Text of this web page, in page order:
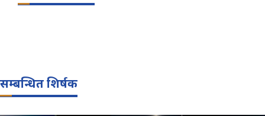
सम्बन्धित शिर्षक